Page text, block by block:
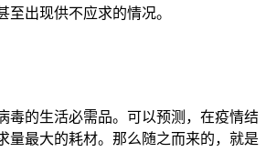
至出现供不应求的情况。
毒的生活必需品。可以预测，在疫情结
量最大的耗材。那么随之而来的，就是